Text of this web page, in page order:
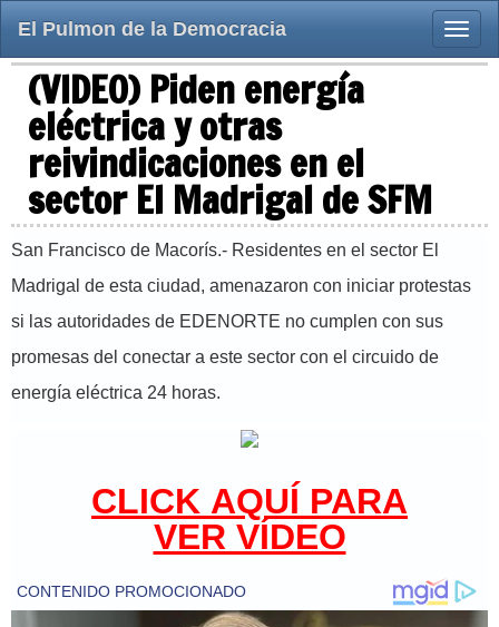
Toggle
El Pulmon de la Democracia
(VIDEO) Piden energía
eléctrica y otras
reivindicaciones en el
sector El Madrigal de SFM
San Francisco de Macorís.- Residentes en el sector El
Madrigal de esta ciudad, amenazaron con iniciar protestas
si las autoridades de EDENORTE no cumplen con sus
promesas del conectar a este sector con el circuido de
energía eléctrica 24 horas.
CLICK AQUÍ PARA
VER VÍDEO